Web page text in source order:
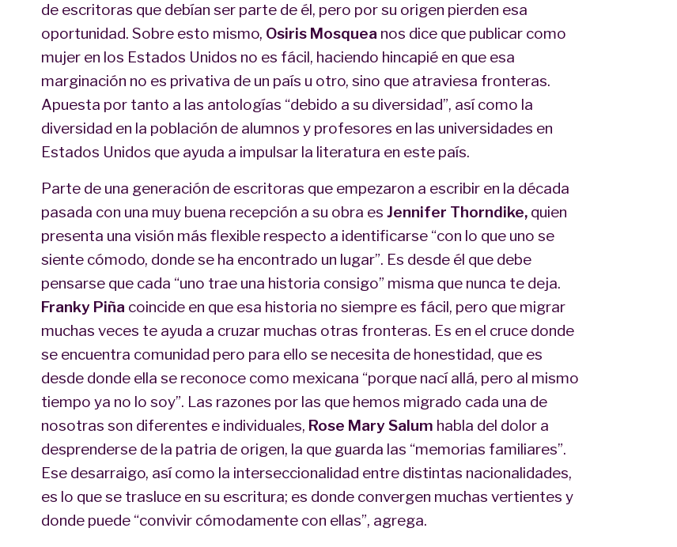
de escritoras que debían ser parte de él, pero por su origen pierden esa
oportunidad. Sobre esto mismo, Osiris Mosquea nos dice que publicar como
mujer en los Estados Unidos no es fácil, haciendo hincapié en que esa
marginación no es privativa de un país u otro, sino que atraviesa fronteras.
Apuesta por tanto a las antologías “debido a su diversidad”, así como la
diversidad en la población de alumnos y profesores en las universidades en
Estados Unidos que ayuda a impulsar la literatura en este país.
Parte de una generación de escritoras que empezaron a escribir en la década
pasada con una muy buena recepción a su obra es Jennifer Thorndike, quien
presenta una visión más flexible respecto a identificarse “con lo que uno se
siente cómodo, donde se ha encontrado un lugar”. Es desde él que debe
pensarse que cada “uno trae una historia consigo” misma que nunca te deja.
Franky Piña coincide en que esa historia no siempre es fácil, pero que migrar
muchas veces te ayuda a cruzar muchas otras fronteras. Es en el cruce donde
se encuentra comunidad pero para ello se necesita de honestidad, que es
desde donde ella se reconoce como mexicana “porque nací allá, pero al mismo
tiempo ya no lo soy”. Las razones por las que hemos migrado cada una de
nosotras son diferentes e individuales, Rose Mary Salum habla del dolor a
desprenderse de la patria de origen, la que guarda las “memorias familiares”.
Ese desarraigo, así como la interseccionalidad entre distintas nacionalidades,
es lo que se trasluce en su escritura; es donde convergen muchas vertientes y
donde puede “convivir cómodamente con ellas”, agrega.